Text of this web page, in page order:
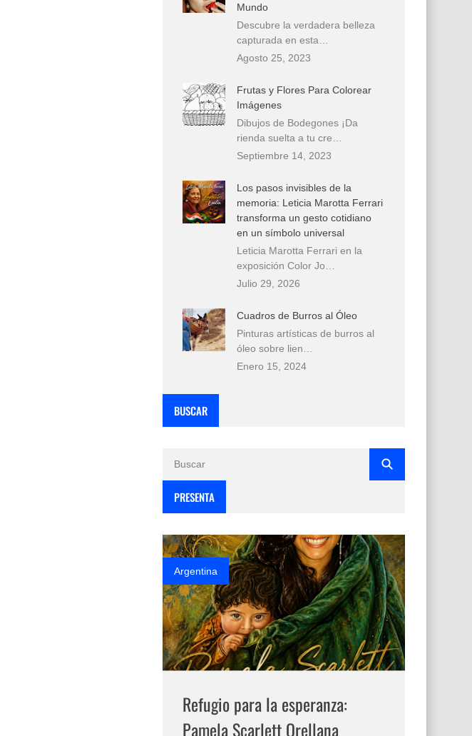
Mundo
Descubre la verdadera belleza
capturada en esta…
Agosto 25, 2023
Frutas y Flores Para Colorear
Imágenes
Dibujos de Bodegones ¡Da
rienda suelta a tu cre…
Septiembre 14, 2023
Los pasos invisibles de la
memoria: Leticia Marotta Ferrari
transforma un gesto cotidiano
en un símbolo universal
Leticia Marotta Ferrari en la
exposición Color Jo…
Julio 29, 2026
Cuadros de Burros al Óleo
Pinturas artísticas de burros al
óleo sobre lien…
Enero 15, 2024
BUSCAR
PRESENTA
Argentina
Refugio para la esperanza:
Pamela Scarlett Orellana